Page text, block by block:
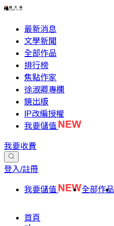
最新消息
文學新聞
全部作品
排行榜
焦點作家
徐淑卿專欄
鏡出版
IP改編授權
我要儲值
我要收費
登入/註冊
我要儲值 全部作品
首頁